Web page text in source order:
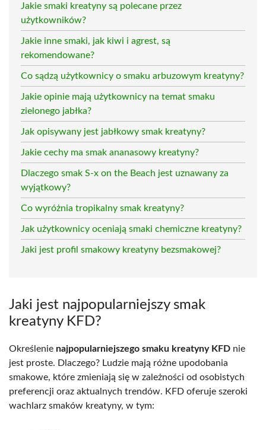
Jakie smaki kreatyny są polecane przez
użytkowników?
Jakie inne smaki, jak kiwi i agrest, są
rekomendowane?
Co sądzą użytkownicy o smaku arbuzowym kreatyny?
Jakie opinie mają użytkownicy na temat smaku
zielonego jabłka?
Jak opisywany jest jabłkowy smak kreatyny?
Jakie cechy ma smak ananasowy kreatyny?
Dlaczego smak S-x on the Beach jest uznawany za
wyjątkowy?
Co wyróżnia tropikalny smak kreatyny?
Jak użytkownicy oceniają smaki chemiczne kreatyny?
Jaki jest profil smakowy kreatyny bezsmakowej?
Jaki jest najpopularniejszy smak
kreatyny KFD?
Określenie najpopularniejszego smaku kreatyny KFD nie
jest proste. Dlaczego? Ludzie mają różne upodobania
smakowe, które zmieniają się w zależności od osobistych
preferencji oraz aktualnych trendów. KFD oferuje szeroki
wachlarz smaków kreatyny, w tym: